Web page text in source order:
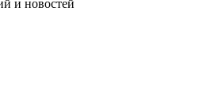
и новостей